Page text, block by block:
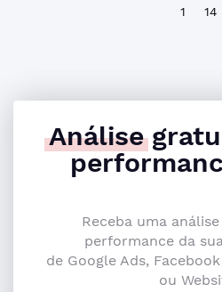
1 14
Análise
Receba uma
performance da
de Google Ads,
ou